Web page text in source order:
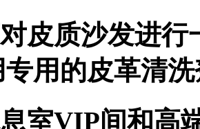
皮质沙发进行
用的皮革清
室VIP间和高